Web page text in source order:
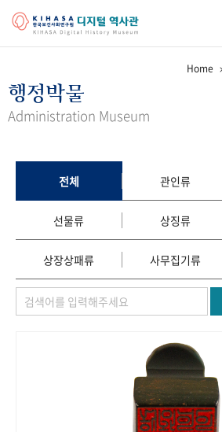
걸어온 길 기관 변천사
정책과 연구 키워드로 보는 연구 역사
간행물 변천사
기록물 아카이브
사진 아카이브 문서 기록물 행정박물
숫자로 보는 50년 50+1
Home
행정박물
Administration Museum
전체 관인류
선물류 상징류
상장상패류 사무집기류